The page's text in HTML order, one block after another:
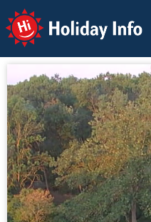
Holiday Info